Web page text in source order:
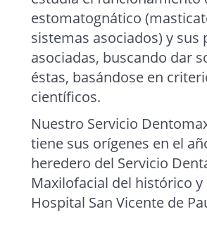
estomatognático
sistemas asociados) y sus
asociadas, buscando dar
éstas, basándose en
científicos.
Nuestro Servicio
tiene sus orígenes en el
heredero del Servicio
Maxilofacial del histórico
Hospital San Vicente de